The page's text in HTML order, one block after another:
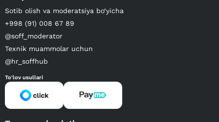
Sotib olish va moderatsiya bo‘yicha
+998 (91) 008 67 89
@soff_moderator
Texnik muammolar uchun
@hr_soffhub
To'lov usullari